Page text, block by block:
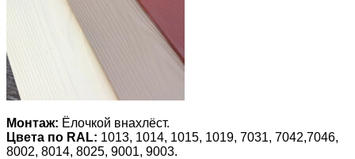
Монтаж: Ёлочкой внахлёст.
Цвета по RAL: 1013, 1014, 1015, 1019, 7031, 7042,7046,
8002, 8014, 8025, 9001, 9003.